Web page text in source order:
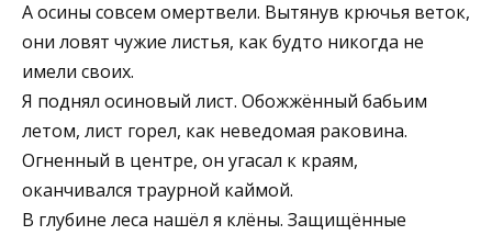
А осины совсем омертвели. Вытянув крючья веток,
они ловят чужие листья, как будто никогда не
имели своих.
Я поднял осиновый лист. Обожжённый бабьим
летом, лист горел, как неведомая раковина.
Огненный в центре, он угасал к краям,
оканчивался траурной каймой.
В глубине леса нашёл я клёны. Защищённые